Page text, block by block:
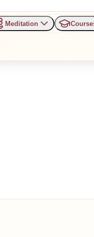
Meditation